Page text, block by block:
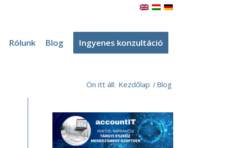
Rólunk Blog Ingyenes konzultáció
Ön itt áll: Kezdőlap / Blog